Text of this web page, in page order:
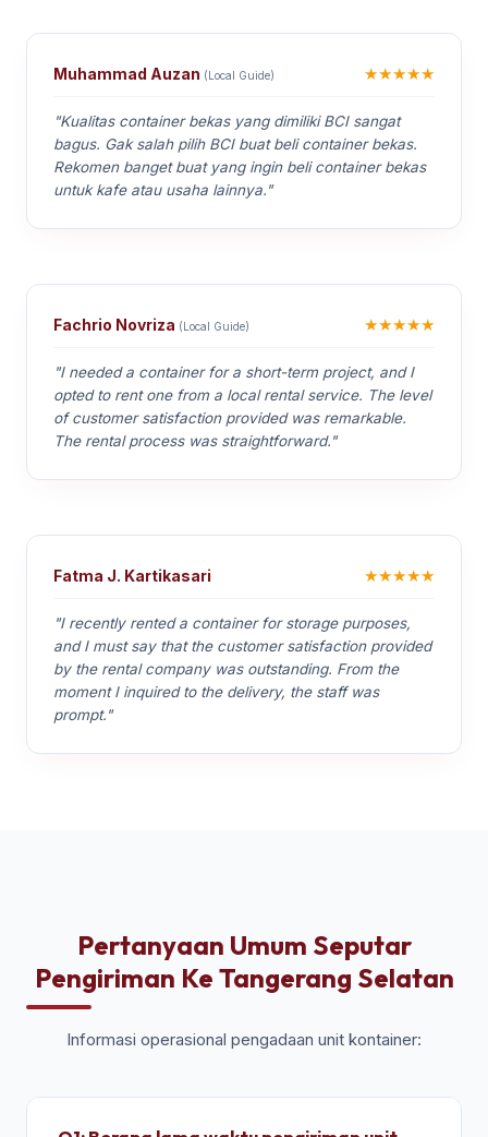
Muhammad Auzan (Local Guide) ★★★★★
"Kualitas container bekas yang dimiliki BCI sangat
bagus. Gak salah pilih BCI buat beli container bekas.
Rekomen banget buat yang ingin beli container bekas
untuk kafe atau usaha lainnya."
Fachrio Novriza (Local Guide) ★★★★★
"I needed a container for a short-term project, and I
opted to rent one from a local rental service. The level
of customer satisfaction provided was remarkable.
The rental process was straightforward."
Fatma J. Kartikasari ★★★★★
"I recently rented a container for storage purposes,
and I must say that the customer satisfaction provided
by the rental company was outstanding. From the
moment I inquired to the delivery, the staff was
prompt."
Pertanyaan Umum Seputar
Pengiriman Ke Tangerang Selatan
Informasi operasional pengadaan unit kontainer: